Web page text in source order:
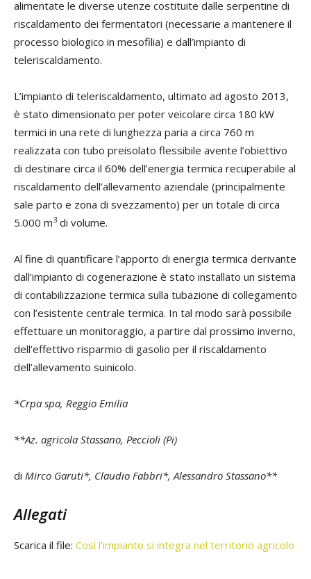
alimentate le diverse utenze costituite dalle serpentine di
riscaldamento dei fermentatori (necessarie a mantenere il
processo biologico in mesofilia) e dall’impianto di
teleriscaldamento.
L’impianto di teleriscaldamento, ultimato ad agosto 2013,
è stato dimensionato per poter veicolare circa 180 kW
termici in una rete di lunghezza paria a circa 760 m
realizzata con tubo preisolato flessibile avente l’obiettivo
di destinare circa il 60% dell’energia termica recuperabile al
riscaldamento dell’allevamento aziendale (principalmente
sale parto e zona di svezzamento) per un totale di circa
5.000 m3 di volume.
Al fine di quantificare l’apporto di energia termica derivante
dall’impianto di cogenerazione è stato installato un sistema
di contabilizzazione termica sulla tubazione di collegamento
con l’esistente centrale termica. In tal modo sarà possibile
effettuare un monitoraggio, a partire dal prossimo inverno,
dell’effettivo risparmio di gasolio per il riscaldamento
dell’allevamento suinicolo.
*Crpa spa, Reggio Emilia
**Az. agricola Stassano, Peccioli (Pi)
di Mirco Garuti*, Claudio Fabbri*, Alessandro Stassano**
Allegati
Scarica il file: Così l’impianto si integra nel territorio agricolo